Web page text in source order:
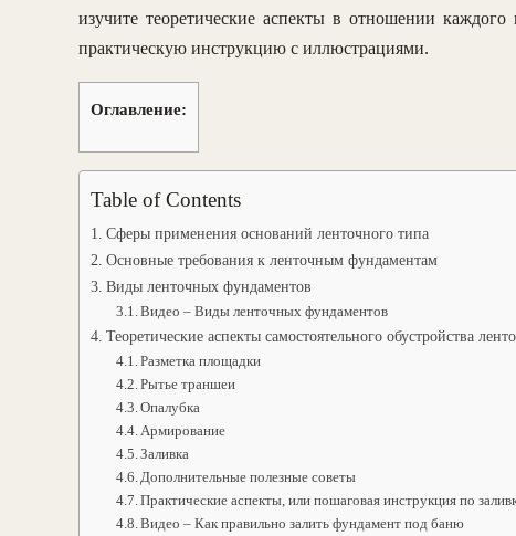
изучите теоретические аспекты в отношении
практическую инструкцию с иллюстрациями.
Оглавление:
Table of Contents
Сферы применения оснований ленточного типа
Основные требования к ленточным фундаментам
Виды ленточных фундаментов
Видео – Виды ленточных фундаментов
Теоретические аспекты самостоятельного обустройства
Разметка площадки
Рытье траншеи
Опалубка
Армирование
Заливка
Дополнительные полезные советы
Практические аспекты, или пошаговая инструкция по
Видео – Как правильно залить фундамент под баню